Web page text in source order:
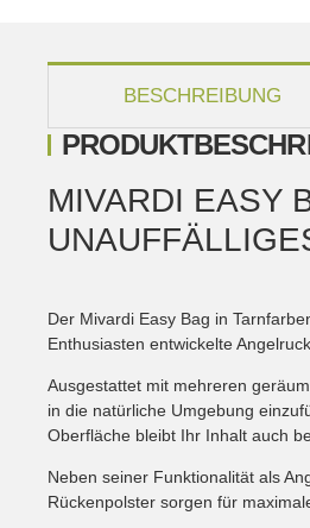
BESCHREIBUNG
MIVARDI EASY
Der Mivardi Easy Bag in
Enthusiasten entwickelte
Ausgestattet mit mehreren
in die natürliche Umgebung
Oberfläche bleibt Ihr Inhalt auch
Neben seiner Funktionalität als
Rückenpolster sorgen für